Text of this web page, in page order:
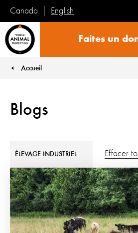
Canada English
mondiale
animaux
Faites un
Accueil
Blogs
ÉLEVAGE INDUSTRIEL Effacer